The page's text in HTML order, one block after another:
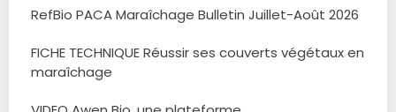
RefBio PACA Maraîchage Bulletin Juillet-Août 2026
FICHE TECHNIQUE Réussir ses couverts végétaux en
maraîchage